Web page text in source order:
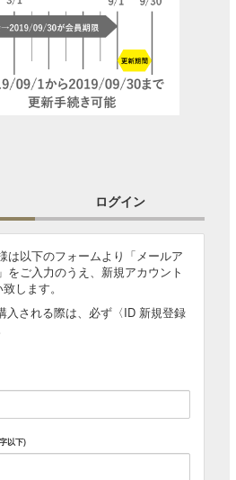
ログイン
は以下のフォームより「メールア
をご入力のうえ、新規アカウント
します。
入される際は、必ず〈ID 新規登録
以下)